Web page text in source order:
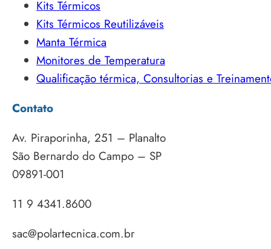
Kits Térmicos
Kits Térmicos Reutilizáveis
Manta Térmica
Monitores de Temperatura
Qualificação térmica, Consultorias e
Contato
Av. Piraporinha, 251 – Planalto
São Bernardo do Campo – SP
09891-001
11 9 4341.8600
sac@polartecnica.com.br